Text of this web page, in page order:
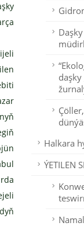
Halkara
ÝETILEN